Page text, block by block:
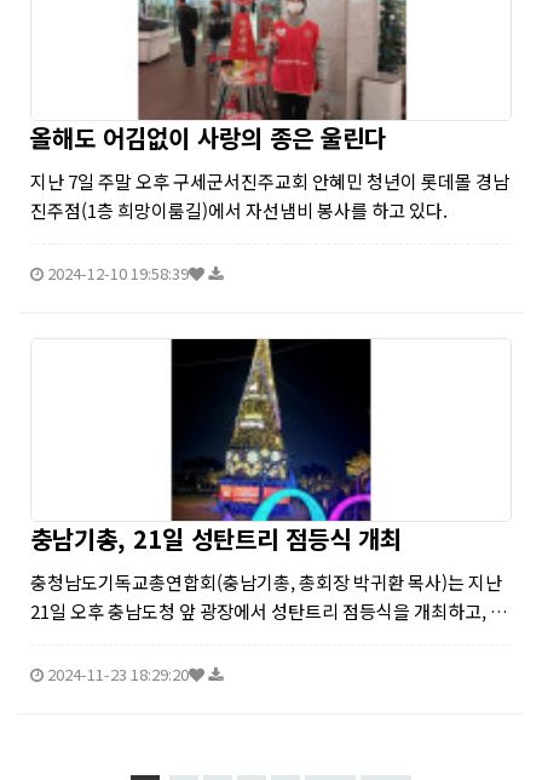
올해도 어김없이 사랑의 종은 울린다
지난 7일 주말 오후 구세군서진주교회 안혜민 청년이 롯데몰 경남
2024-12-10 19:58:39
충남기총, 21일 성탄트리 점등식 개최
충청남도기독교총연합회(충남기총, 총회장 박귀환 목사)는 지난
21일 오후 충남도청 앞 광장에서 성탄트리 점등식을 개최하고, 인
다.
2024-11-23 18:29:20